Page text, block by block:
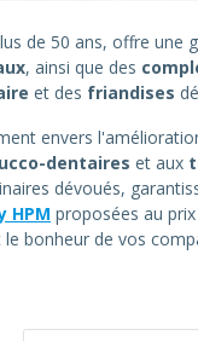
de 50 ans, offre
, ainsi que des
et des friandises
envers
dentaires et aux
dévoués,
HPM proposées au
bonheur de vos